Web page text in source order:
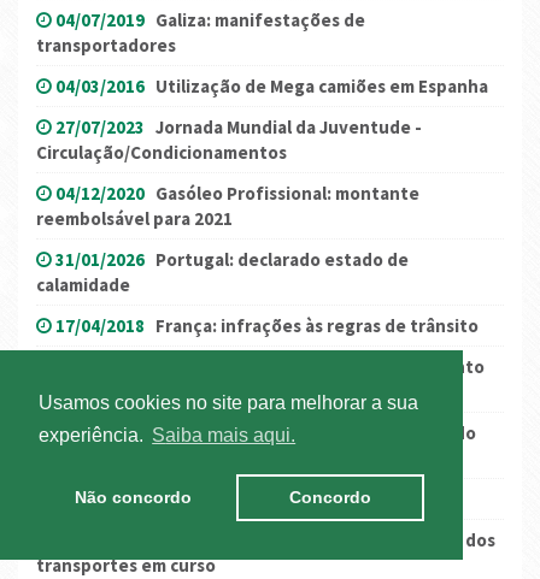
Usamos cookies no site para melhorar a sua
experiência.
Saiba mais aqui.
Não concordo Concordo
04/07/2019 Galiza: manifestações de
transportadores
04/03/2016 Utilização de Mega camiões em Espanha
27/07/2023 Jornada Mundial da Juventude -
Circulação/Condicionamentos
04/12/2020 Gasóleo Profissional: montante
reembolsável para 2021
31/01/2026 Portugal: declarado estado de
calamidade
17/04/2018 França: infrações às regras de trânsito
Sanções por infrações ao Regulamento
165/2014
30/05/2017
Espanha: Transposição da Directiva do
16/08/2019 NEGOCIAÇÃO COLETIVA
(Atualização) França: greve do setor dos
transportes em curso